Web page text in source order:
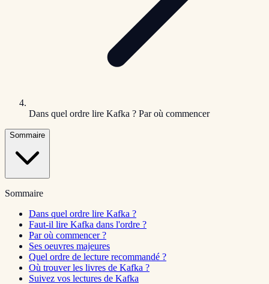
Dans quel ordre lire Kafka ? Par où commencer
Sommaire
Sommaire
Dans quel ordre lire Kafka ?
Faut-il lire Kafka dans l'ordre ?
Par où commencer ?
Ses oeuvres majeures
Quel ordre de lecture recommandé ?
Où trouver les livres de Kafka ?
Suivez vos lectures de Kafka